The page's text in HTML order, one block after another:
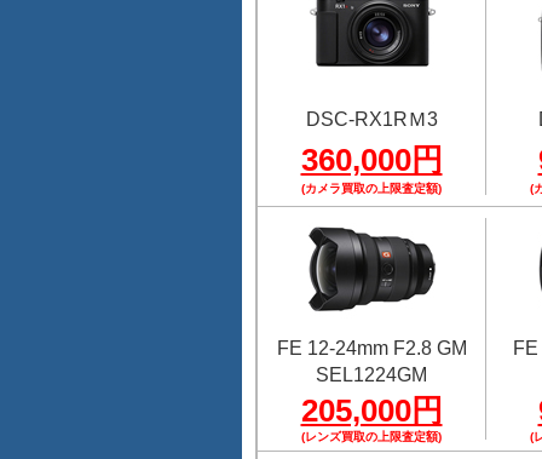
DSC-RX1RＭ3
360,000円
(カメラ買取の上限査定額) (
FE 12-24mm F2.8 GM
SEL1224GM
205,000円
(レンズ買取の上限査定額) (